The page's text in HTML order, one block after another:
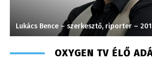
Lukács Bence – szerkesztő, riporter –
OXYGEN TV ÉLŐ